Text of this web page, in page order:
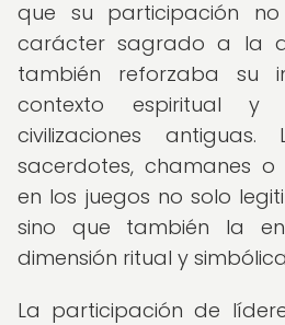
que su participación
carácter sagrado a la
también reforzaba su
contexto espiritual
civilizaciones
sacerdotes, chamanes o
en los juegos no solo
sino que también la
dimensión ritual y
La participación de